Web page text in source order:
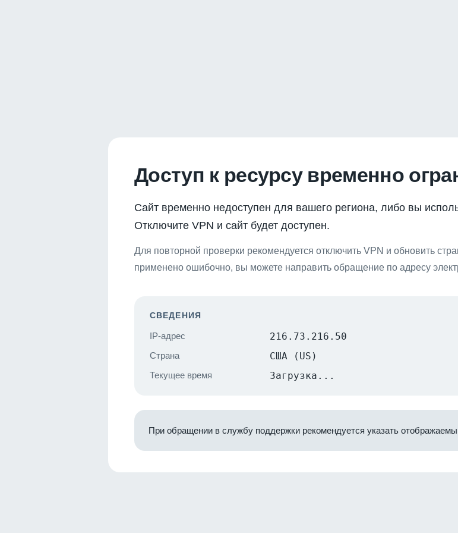
Доступ к ресурсу временно
Сайт временно недоступен для вашего региона, либо вы
Отключите VPN и сайт будет доступен.
Для повторной проверки рекомендуется отключить VPN и обновить
применено ошибочно, вы можете направить обращение по адресу
СВЕДЕНИЯ
IP-адрес 216.73.216.50
Страна США (US)
Текущее время Загрузка...
При обращении в службу поддержки рекомендуется указать